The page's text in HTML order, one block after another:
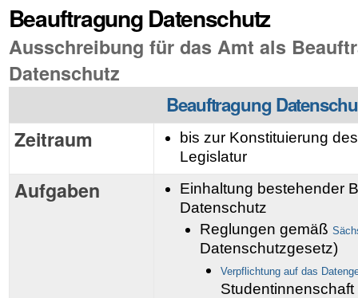
Beauftragung Datenschutz
Ausschreibung für das Amt als
Datenschutz
Beauftragung
Zeitraum bis zur Konstituierung
Legislatur
Aufgaben
Einhaltung bestehender
Datenschutz
Reglungen gemäß
Datenschutzgesetz)
Verpflichtung auf das
Studentinnenschaft